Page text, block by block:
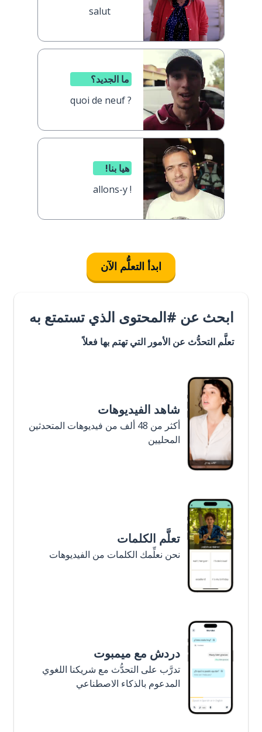
salut
ما الجديد؟
quoi de neuf ?
هيا بنا!
allons-y !
ابدأ التعلُّم الآن
ابحث عن #المحتوى الذي تستمتع به
تعلَّم التحدُّث عن الأمور التي تهتم بها فعلاً
شاهد الفيديوهات
أكثر من 48 ألف من فيديوهات المتحدثين
المحليين
تعلَّم الكلمات
نحن نعلِّمك الكلمات من الفيديوهات
دردش مع ميمبوت
تدرَّب على التحدُّث مع شريكنا اللغوي
المدعوم بالذكاء الاصطناعي